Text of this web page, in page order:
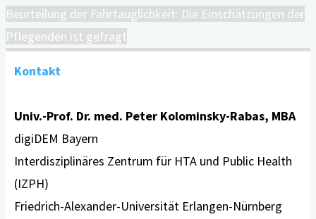
Beurteilung der Fahrtauglichkeit: Die Einschätzungen der
Pflegenden ist gefragt
Kontakt
Univ.-Prof. Dr. med. Peter Kolominsky-Rabas, MBA
digiDEM Bayern
Interdisziplinäres Zentrum für HTA und Public Health
(IZPH)
Friedrich-Alexander-Universität Erlangen-Nürnberg